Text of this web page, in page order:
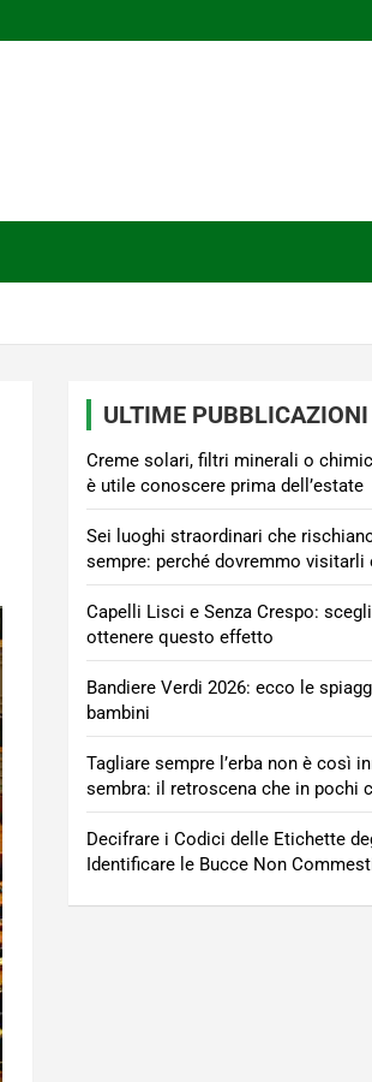
ULTIME PUBBLICAZIONI
Creme solari, filtri minerali o
è utile conoscere prima dell’estate
Sei luoghi straordinari che
sempre: perché dovremmo visitarli
Capelli Lisci e Senza Crespo:
ottenere questo effetto
Bandiere Verdi 2026: ecco le
bambini
Tagliare sempre l’erba non è così
sembra: il retroscena che in pochi
Decifrare i Codici delle Etichette
Identificare le Bucce Non